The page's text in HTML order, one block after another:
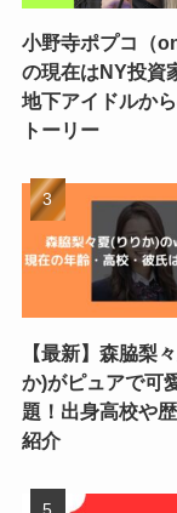
小野寺ポプコ（
の現在はNY投資
地下アイドルか
トーリー
【最新】森脇梨
か)がピュアで可
題！出身高校や
紹介